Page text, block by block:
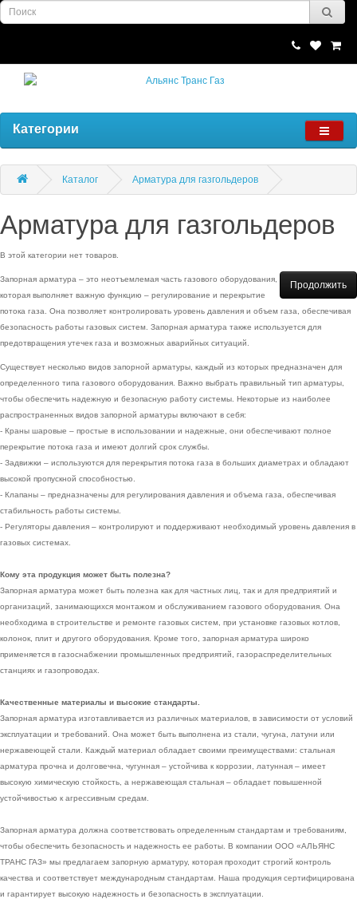
Категории
Каталог Арматура для газгольдеров
Арматура для газгольдеров
В этой категории нет товаров.
Продолжить
Запорная арматура – это неотъемлемая часть газового оборудования,
которая выполняет важную функцию – регулирование и перекрытие
потока газа. Она позволяет контролировать уровень давления и объем газа, обеспечивая
безопасность работы газовых систем. Запорная арматура также используется для
предотвращения утечек газа и возможных аварийных ситуаций.
Существует несколько видов запорной арматуры, каждый из которых предназначен для
определенного типа газового оборудования. Важно выбрать правильный тип арматуры,
чтобы обеспечить надежную и безопасную работу системы. Некоторые из наиболее
распространенных видов запорной арматуры включают в себя:
- Краны шаровые – простые в использовании и надежные, они обеспечивают полное
перекрытие потока газа и имеют долгий срок службы.
- Задвижки – используются для перекрытия потока газа в больших диаметрах и обладают
высокой пропускной способностью.
- Клапаны – предназначены для регулирования давления и объема газа, обеспечивая
стабильность работы системы.
- Регуляторы давления – контролируют и поддерживают необходимый уровень давления в
газовых системах.
Кому эта продукция может быть полезна?
Запорная арматура может быть полезна как для частных лиц, так и для предприятий и
организаций, занимающихся монтажом и обслуживанием газового оборудования. Она
необходима в строительстве и ремонте газовых систем, при установке газовых котлов,
колонок, плит и другого оборудования. Кроме того, запорная арматура широко
применяется в газоснабжении промышленных предприятий, газораспределительных
станциях и газопроводах.
Качественные материалы и высокие стандарты.
Запорная арматура изготавливается из различных материалов, в зависимости от условий
эксплуатации и требований. Она может быть выполнена из стали, чугуна, латуни или
нержавеющей стали. Каждый материал обладает своими преимуществами: стальная
арматура прочна и долговечна, чугунная – устойчива к коррозии, латунная – имеет
высокую химическую стойкость, а нержавеющая стальная – обладает повышенной
устойчивостью к агрессивным средам.
Запорная арматура должна соответствовать определенным стандартам и требованиям,
чтобы обеспечить безопасность и надежность ее работы. В компании ООО «АЛЬЯНС
ТРАНС ГАЗ» мы предлагаем запорную арматуру, которая проходит строгий контроль
качества и соответствует международным стандартам. Наша продукция сертифицирована
и гарантирует высокую надежность и безопасность в эксплуатации.